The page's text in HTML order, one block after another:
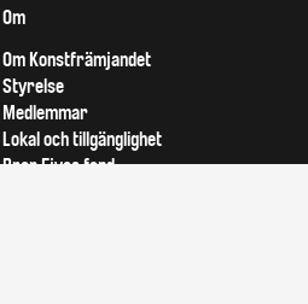
Om
Om Konstfrämjandet
Styrelse
Medlemmar
Lokal och tillgänglighet
Bror Ejves fond